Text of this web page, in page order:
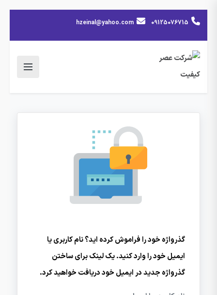
09125076715
hzeinal@yahoo.com
گذرواژه خود را فراموش کرده اید؟ نام کاربری یا
ایمیل خود را وارد کنید. یک لینک برای ساختن
گذرواژه جدید در ایمیل خود دریافت خواهید کرد.